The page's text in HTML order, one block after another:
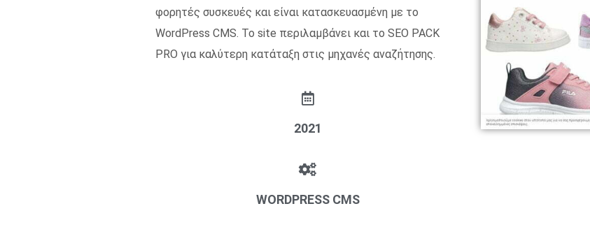
φορητές συσκευές και είναι κατασκευασμένη με το
WordPress CMS. Το site περιλαμβάνει και το SEO PACK
PRO για καλύτερη κατάταξη στις μηχανές αναζήτησης.
2021
WORDPRESS CMS